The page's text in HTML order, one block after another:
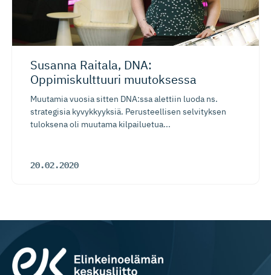
Susanna Raitala, DNA:
Oppimiskulttuuri muutoksessa
Muutamia vuosia sitten DNA:ssa alettiin luoda ns.
strategisia kyvykkyyksiä. Perusteellisen selvityksen
tuloksena oli muutama kilpailuetua...
20.02.2020